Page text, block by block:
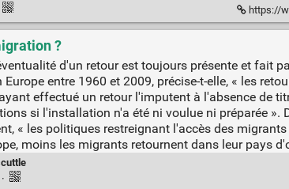
https://
?
d'un retour est toujours présente et fait
entre 1960 et 2009, précise-t-elle, « les
effectué un retour l'imputent à l'absence de
si l'installation n'a été ni voulue ni préparée ».
« les politiques restreignant l'accès des
moins les migrants retournent dans leur pays
·